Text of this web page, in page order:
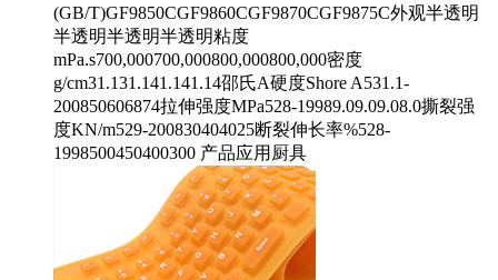
(GB/T)GF9850CGF9860CGF9870CGF9875C外观半透明
半透明半透明半透明粘度
mPa.s700,000700,000800,000800,000密度
g/cm31.131.141.141.14邵氏A硬度Shore A531.1-
200850606874拉伸强度MPa528-19989.09.09.08.0撕裂强
度KN/m529-200830404025断裂伸长率%528-
1998500450400300 产品应用厨具